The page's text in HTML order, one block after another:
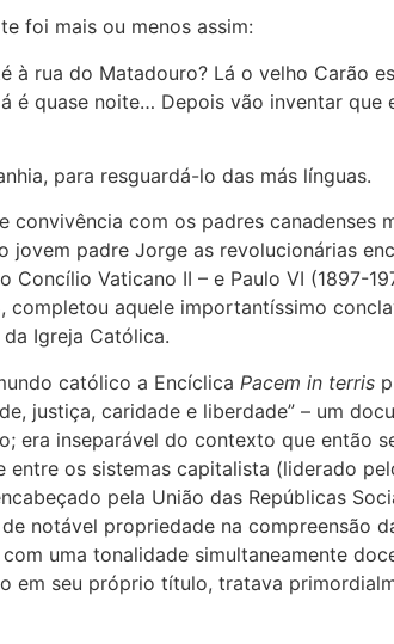
foi mais ou menos assim:
à rua do Matadouro? Lá o velho Carão
é quase noite… Depois vão inventar que
para resguardá-lo das más línguas.
convivência com os padres canadenses
jovem padre Jorge as revolucionárias
Concílio Vaticano II – e Paulo VI (1897-
completou aquele importantíssimo
Igreja Católica.
católico a Encíclica Pacem in terris
justiça, caridade e liberdade” – um
era inseparável do contexto que então
entre os sistemas capitalista (liderado
pela União das Repúblicas
notável propriedade na compreensão
uma tonalidade simultaneamente
em seu próprio título, tratava